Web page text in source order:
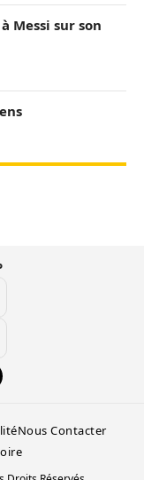
Messi sur son
Nous Contacter